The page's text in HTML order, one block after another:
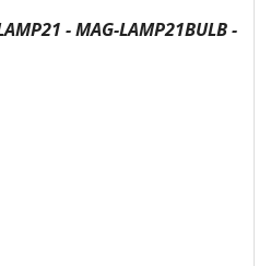
- MAG-LAMP21BULB -